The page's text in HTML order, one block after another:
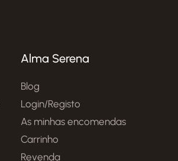
Alma Serena
Blog
Login/Registo
As minhas encomendas
Carrinho
Revenda